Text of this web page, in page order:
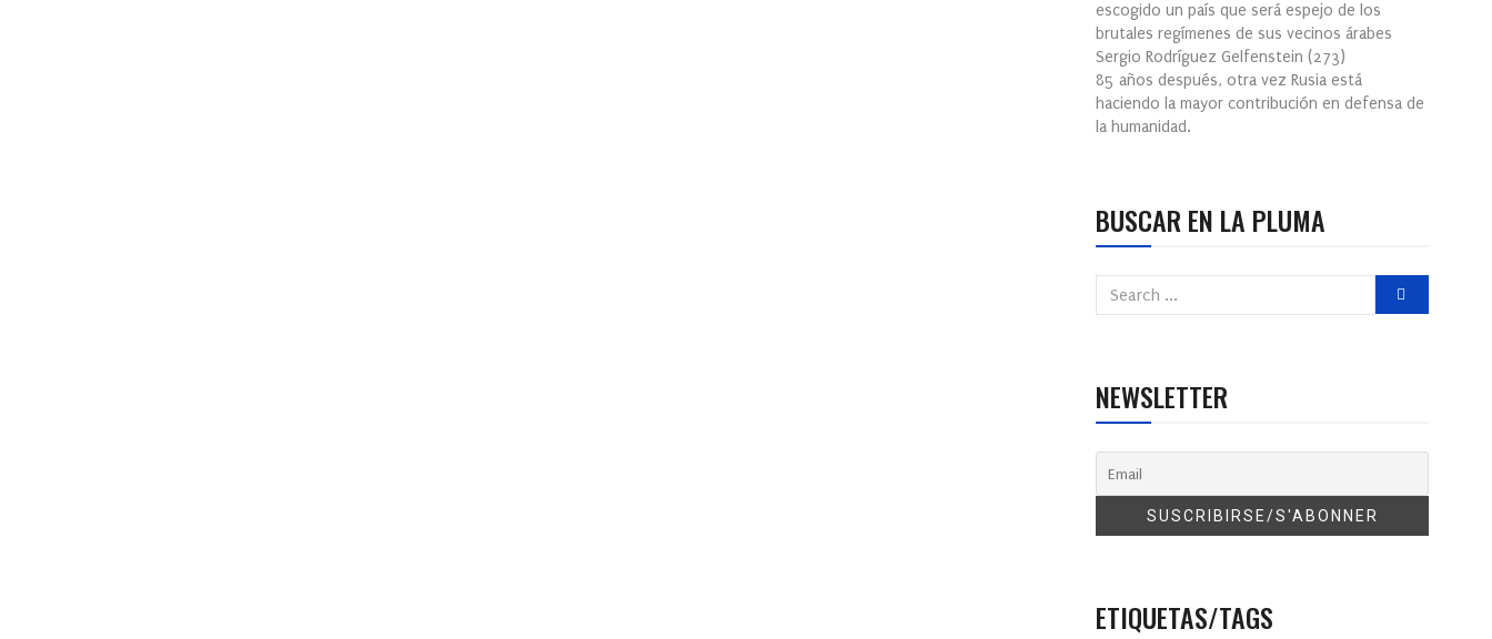
escogido un país que será espejo de los
brutales regímenes de sus vecinos árabes
Sergio Rodríguez Gelfenstein (273)
85 años después, otra vez Rusia está
haciendo la mayor contribución en defensa de
la humanidad.
BUSCAR EN LA PLUMA
NEWSLETTER
ETIQUETAS/TAGS